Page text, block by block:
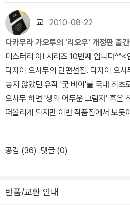
창한 삶은 아닐지라도 스스로에게 만족
하려는 자세는 언제든 우리에게 꼭 필요
회는 있다. 그러나 그 기회가 아무에게
라서 지금 자신이 걷고 있는 삶의 길을
념하듯 소극적은 삶을 살아가기 보다는
인생을 위하여 앞으로 새롭게 다가올 선
결정적인 한 순간을 잡아보는 것은 어
5명의 기적 같은 한순간을 경험한 그들
만의 특별하고 아름다운 행복한 순간
빨리 주어지기를 바란다.
한 파도와 바닷바람을 쐬며 즐기고 싶
런지 자꾸만 마음이 우울해진다.그래서
는 신간 도서들을 찾아볼까 한다. 스릴
타지,범인을 쫒는 추리소설도 모두모두
고 수박 시원하게 썰어놓고 독서삼매경
마무리하고 싶다.내 우울한 날들에게 마
/ 갤리온 / 2010년 8월왠지 내가 지금
이런 책이 나왔다니~ 그래서인지 페이
서 주문해야할 것 같다. ㅎㅎ이 책을 읽
시작되는 9월엔 해피모드로 다시 되돌
다이나 차비아노 지음, 조영실 옮김 /
살인 보고서 하타 타케히코 지음, 김경
교 2010-08-22
다카무라 가오루의 '리오우' 개정판 출
미스터리 야! 시리즈 10번째 입니다
다자이 오사무의 단편선집. 다자이 오
놓지 않았던 유작 '굿 바이'를 국내 최초
오사무 하면 '생의 어두운 그림자' 혹은
떠올리게 되지만 이번 작품집에서 보듯
왠 우연!다카무라 가오루씨의 리오우
의 산보다 읽기 쉬울거라고 편집자가 말
다^^ ㅎㅎ개인적으로 표지가 아주 마음
하우젠이 쓴, 행복에 대한 상식을 깨는
공감 (36) 댓글 (0)
반품/교환 안내